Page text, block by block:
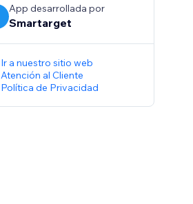
App desarrollada por
Smartarget
Ir a nuestro sitio web
Atención al Cliente
Política de Privacidad